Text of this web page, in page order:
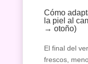
Cómo
la piel al
→ otoño)
El final del
frescos,